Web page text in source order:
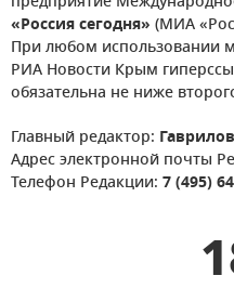
«Россия сегодня» (МИА
При любом использовании
РИА Новости Крым
обязательна не ниже
Главный редактор:
Адрес электронной почты
Телефон Редакции: 7 (495)